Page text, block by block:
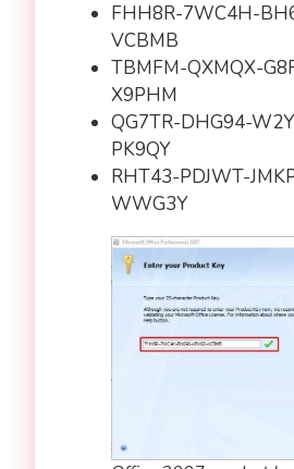
FHH8R-7WC4H-
VCBMB
TBMFM-QXMQX-
X9PHM
QG7TR-DHG94-
PK9QY
RHT43-PDJWT-
WWG3Y